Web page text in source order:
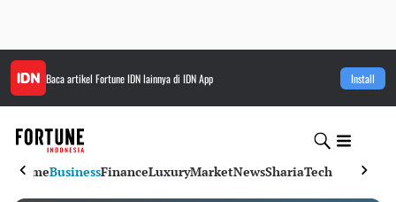
Baca artikel Fortune IDNlainnya di IDN App Install
HomeBusinessFinanceLuxuryMarketNewsShariaTech